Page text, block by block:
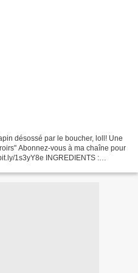
désossé par le boucher, loll! Une
Abonnez-vous à ma chaîne pour
1s3yY8e INGREDIENTS :